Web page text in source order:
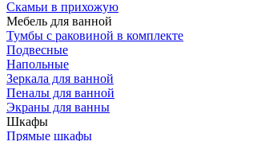
Скамьи в прихожую
Мебель для ванной
Тумбы c раковиной в комплекте
Подвесные
Напольные
Зеркала для ванной
Пеналы для ванной
Экраны для ванны
Шкафы
Прямые шкафы